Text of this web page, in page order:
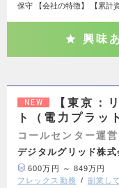
保守 【会社の特徴】 【累計
興味
NEW
【東京：
ト（電力プラッ
コールセンター運
デジタルグリッド株式
600万円 ～ 849万円
フレックス勤務
副業し